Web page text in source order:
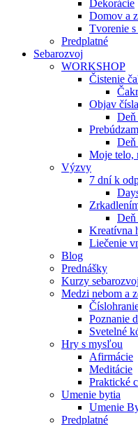
Dekorácie
Domov a
Tvorenie
Predplatné
Sebarozvoj
WORKSHOP
Čistenie
Objav
Deň
Deň
Moje telo,
Výzvy
7 dní k
Deň
Kreatívna
Liečenie
Blog
Prednášky
Kurzy
Medzi nebom a
Poznanie
Svetelné
Hry s mysľou
Afirmácie
Meditácie
Praktické
Umenie bytia
Umenie
Predplatné